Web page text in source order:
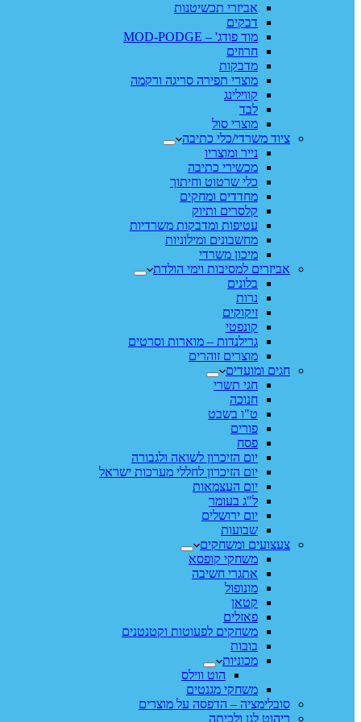
אביזרי תכשיטנות
דבקים
מוד פודג' – MOD-PODGE
חרוזים
מדבקות
מוצרי תפירה סריגה ורקמה
קווילינג
לבד
מוצרי סול
ציוד משרדי/כלי כתיבה
נייר ומוצריו
מכשירי כתיבה
כלי שרטוט וחיתוך
מחדדים ומחקים
קלסרים ותיוק
עטיפות ומדבקות משרדיות
מחשבונים ומילוניות
מיכון משרדי
אביזרים למסיבות וימי הולדת
בלונים
נרות
זיקוקים
קונפטי
גרילנדות – מוארות וסרטים
מוצרים זוהרים
חגים ומועדים
חגי תשרי
חנוכה
ט"ו בשבט
פורים
פסח
יום הזיכרון לשואה ולגבורה
יום הזיכרון לחללי מערכות ישראל
יום העצמאות
ל"ג בעומר
יום ירושלים
שבועות
צעצועים ומשחקים
משחקי קופסא
אתגרי חשיבה
מונופול
קטאן
פאזלים
משחקים לפעוטות וקטנטנים
בובות
מכוניות
הוט ווילס
משחקי מגנטים
סובלימציה – הדפסה על מוצרים
ריהוט לגן ולכיתה